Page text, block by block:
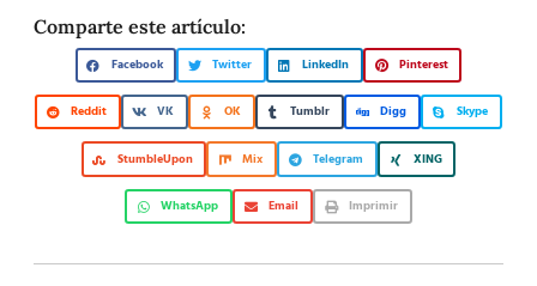
Comparte este artículo:
Facebook Twitter LinkedIn Pinterest
Reddit VK OK Tumblr Digg Skype
StumbleUpon Mix Telegram XING
WhatsApp Email Imprimir